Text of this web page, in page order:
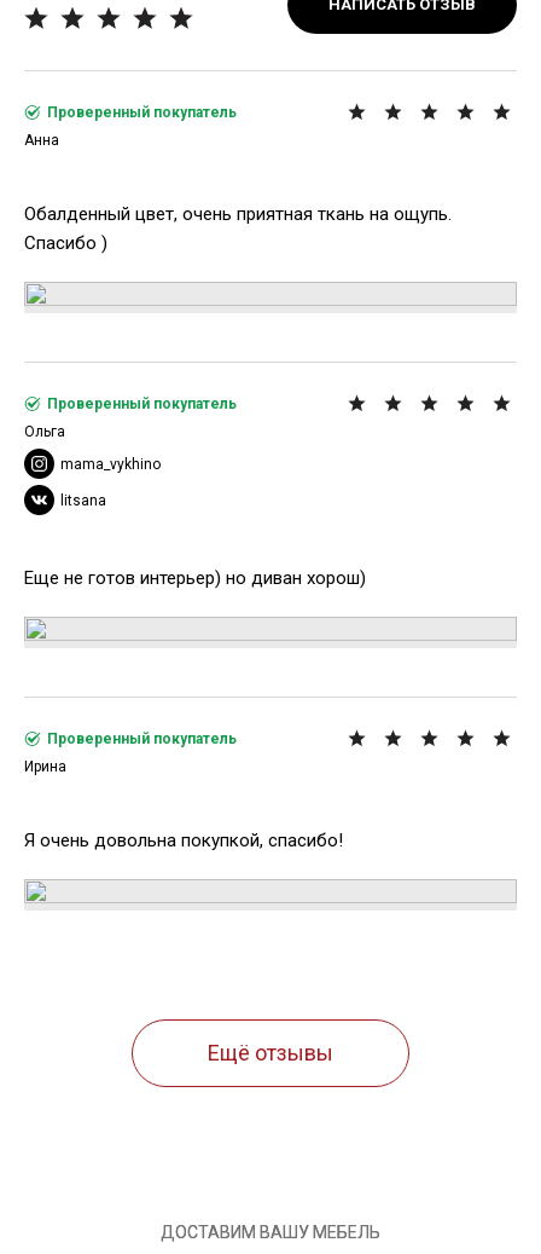
НАПИСАТЬ ОТЗЫВ
Обалденный цвет, очень приятная ткань на ощупь.
Спасибо )
Проверенный покупатель
Анна
Еще не готов интерьер) но диван хорош)
Проверенный покупатель
Ольга
mama_vykhino
litsana
Я очень довольна покупкой, спасибо!
Проверенный покупатель
Ирина
Ещё отзывы
ДОСТАВИМ ВАШУ МЕБЕЛЬ